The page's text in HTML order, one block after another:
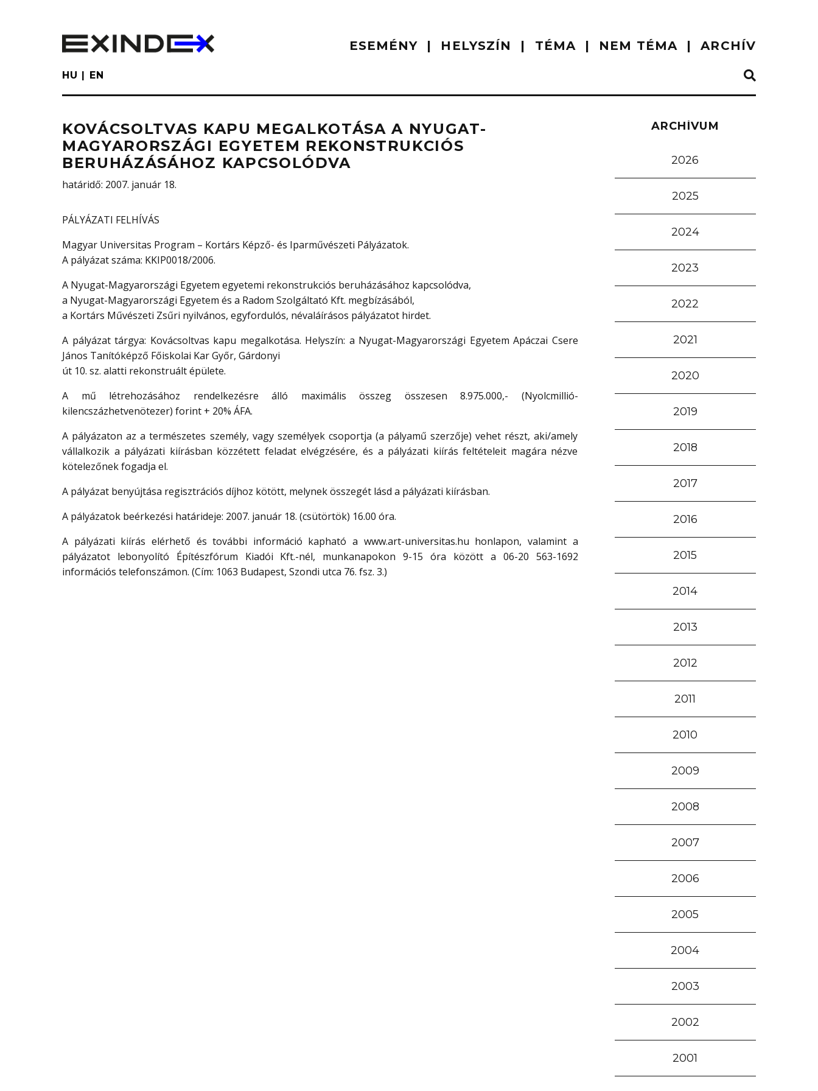
ESEMÉNY HELYSZÍN TÉMA NEM TÉMA ARCHÍV
HU EN
KOVÁCSOLTVAS KAPU MEGALKOTÁSA A NYUGAT-
MAGYARORSZÁGI EGYETEM REKONSTRUKCIÓS
BERUHÁZÁSÁHOZ KAPCSOLÓDVA
határidő: 2007. január 18.
PÁLYÁZATI FELHÍVÁS
Magyar Universitas Program – Kortárs Képző- és Iparművészeti Pályázatok.
A pályázat száma: KKIP0018/2006.
A Nyugat-Magyarországi Egyetem egyetemi rekonstrukciós beruházásához kapcsolódva,
a Nyugat-Magyarországi Egyetem és a Radom Szolgáltató Kft. megbízásából,
a Kortárs Művészeti Zsűri nyilvános, egyfordulós, névaláírásos pályázatot hirdet.
A pályázat tárgya: Kovácsoltvas kapu megalkotása. Helyszín: a Nyugat-Magyarországi Egyetem Apáczai Csere
János Tanítóképző Főiskolai Kar Győr, Gárdonyi
út 10. sz. alatti rekonstruált épülete.
A mű létrehozásához rendelkezésre álló maximális összeg összesen 8.975.000,- (Nyolcmillió-
kilencszázhetvenötezer) forint + 20% ÁFA.
A pályázaton az a természetes személy, vagy személyek csoportja (a pályamű szerzője) vehet részt, aki/amely
vállalkozik a pályázati kiírásban közzétett feladat elvégzésére, és a pályázati kiírás feltételeit magára nézve
kötelezőnek fogadja el.
A pályázat benyújtása regisztrációs díjhoz kötött, melynek összegét lásd a pályázati kiírásban.
A pályázatok beérkezési határideje: 2007. január 18. (csütörtök) 16.00 óra.
A pályázati kiírás elérhető és további információ kapható a www.art-universitas.hu honlapon, valamint a
pályázatot lebonyolító Építészfórum Kiadói Kft.-nél, munkanapokon 9-15 óra között a 06-20 563-1692
információs telefonszámon. (Cím: 1063 Budapest, Szondi utca 76. fsz. 3.)
ARCHÍVUM
2026
2025
2024
2023
2022
2021
2020
2019
2018
2017
2016
2015
2014
2013
2012
2011
2010
2009
2008
2007
2006
2005
2004
2003
2002
2001